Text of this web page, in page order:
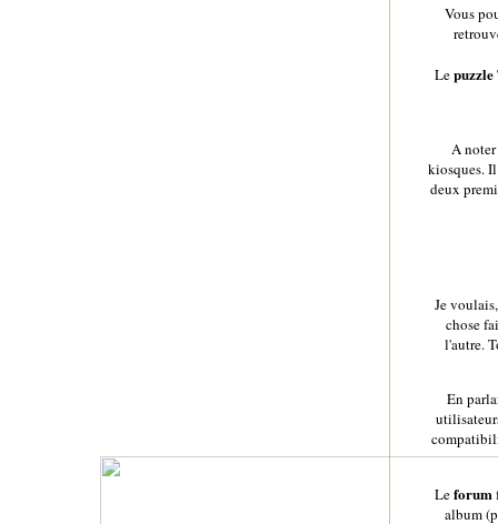
Vous
Le
A
kiosques.
deux
Je
chose
l'autre.
En
Leforum
album